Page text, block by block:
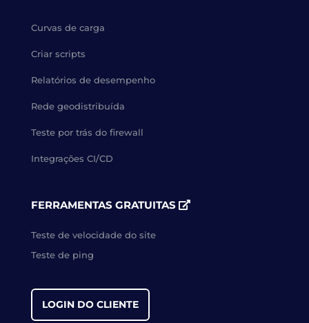
Curvas de carga
Criar scripts
Relatórios de desempenho
Rede geodistribuída
Teste por trás do firewall
Integrações CI/CD
FERRAMENTAS GRATUITAS
Teste de velocidade do site
Teste de ping
LOGIN DO CLIENTE